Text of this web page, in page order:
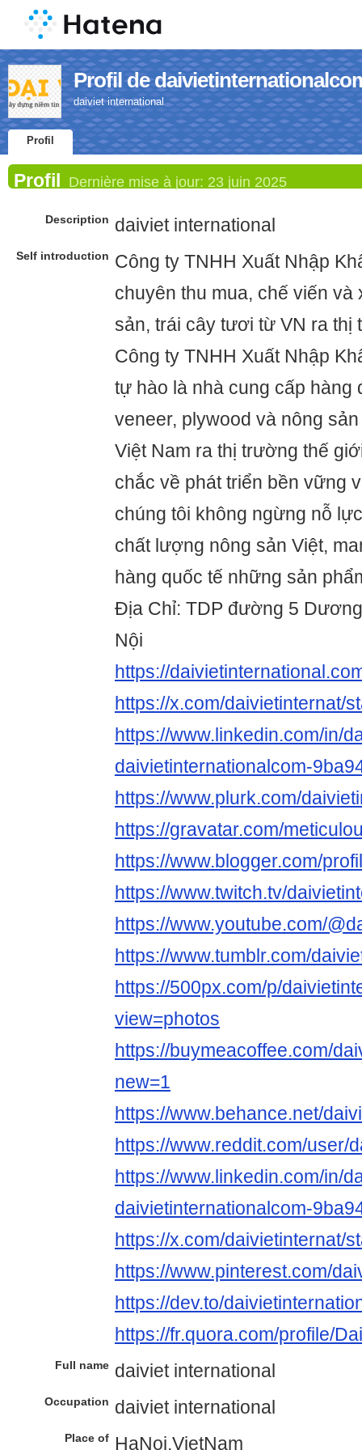
Profil de
daiviet international
Profil
Profil Dernière mise à jour: 23 juin 2025
Description daiviet international
Self introduction Công ty TNHH Xuất Nhập
chuyên thu mua, chế viến và
sản, trái cây tươi từ VN ra thị
Công ty TNHH Xuất Nhập
tự hào là nhà cung cấp hàng
veneer, plywood và nông
Việt Nam ra thị trường thế
chắc về phát triển bền vững
chúng tôi không ngừng nỗ
chất lượng nông sản Việt,
hàng quốc tế những sản
Địa Chỉ: TDP đường 5
Nội
https://
https://x.com/daivietinternat/
https://www.linkedin.com/in/
daivietinternationalcom-
https://www.plurk.com/
https://gravatar.com/
https://www.blogger.com/
https://www.twitch.tv/
https://www.youtube.com/
https://www.tumblr.com/
https://500px.com/p/
view=photos
https://buymeacoffee.com/
new=1
https://www.behance.net/
https://www.reddit.com/user/
https://www.linkedin.com/in/
daivietinternationalcom-
https://x.com/daivietinternat/
https://www.pinterest.com/
https://dev.to/
https://fr.quora.com/profile/
Full name daiviet international
Occupation daiviet international
Place of HaNoi,VietNam